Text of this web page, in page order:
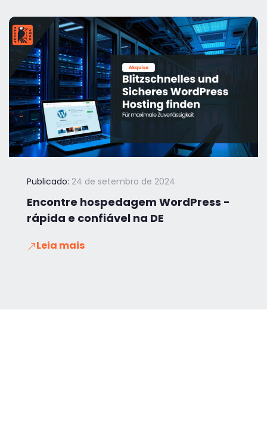
Publicado: 24 de setembro de 2024
Encontre hospedagem WordPress -
rápida e confiável na DE
Leia mais